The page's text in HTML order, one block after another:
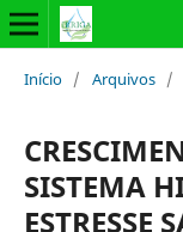
Início / Arquivos /
SISTEMA
ESTRESSE